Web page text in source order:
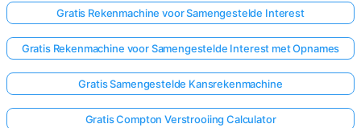
Gratis Rekenmachine voor Samengestelde Interest
Gratis Rekenmachine voor Samengestelde Interest met Opnames
Gratis Samengestelde Kansrekenmachine
Gratis Compton Verstrooiing Calculator